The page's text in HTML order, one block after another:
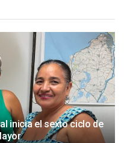
inicia el sexto ciclo de